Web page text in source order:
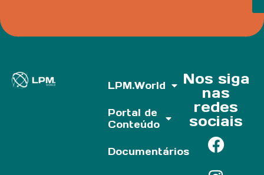
LPM.World
Portal de
Conteúdo
Documentários
Nos siga
nas
redes
sociais